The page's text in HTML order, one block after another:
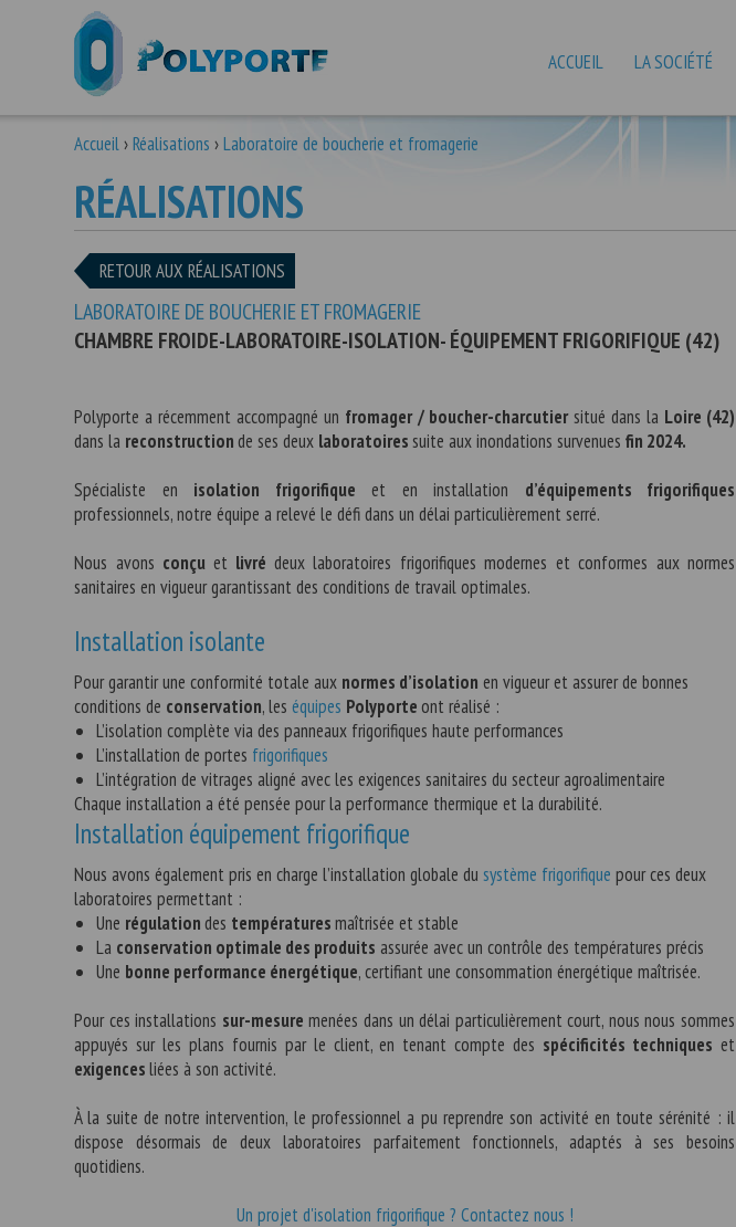
ACCUEIL LA SOCIÉTÉ
Accueil›Réalisations ›Laboratoire de boucherie et fromagerie
RÉALISATIONS
RETOUR AUX RÉALISATIONS
LABORATOIRE DE BOUCHERIE ET FROMAGERIE
CHAMBRE FROIDE-LABORATOIRE-ISOLATION- ÉQUIPEMENT FRIGORIFIQUE (42)
Polyporte a récemment accompagné un fromager / boucher-charcutiersitué dans la Loire (42)
dans la reconstructionde ses deux laboratoiressuite aux inondations survenues fin 2024.
Spécialiste en isolation frigorifique et en installation d’équipements frigorifiques
professionnels, notre équipe a relevé le défi dans un délai particulièrement serré.
Nous avons conçu et livré deux laboratoires frigorifiques modernes et conformes aux normes
sanitaires en vigueur garantissant des conditions de travail optimales.
Installation isolante
Pour garantir une conformité totale aux normes d’isolation en vigueur et assurer de bonnes
conditions de conservation, les équipes Polyporteont réalisé :
L’isolation complète via des panneaux frigorifiques haute performances
L’installation de portes frigorifiques
L’intégration de vitrages aligné avec les exigences sanitaires du secteur agroalimentaire
Chaque installation a été pensée pour la performance thermique et la durabilité.
Installation équipement frigorifique
Nous avons également pris en charge l’installation globale du système frigorifique pour ces deux
laboratoires permettant :
Une régulationdes températuresmaîtrisée et stable
La conservation optimale des produits assurée avec un contrôle des températures précis
Une bonne performance énergétique, certifiant une consommation énergétique maîtrisée.
Pour ces installations sur-mesure menées dans un délai particulièrement court, nous nous sommes
appuyés sur les plans fournis par le client, en tenant compte des spécificités techniques et
exigencesliées à son activité.
À la suite de notre intervention, le professionnel a pu reprendre son activité en toute sérénité : il
dispose désormais de deux laboratoires parfaitement fonctionnels, adaptés à ses besoins
quotidiens.
Un projet d'isolation frigorifique ? Contactez nous !